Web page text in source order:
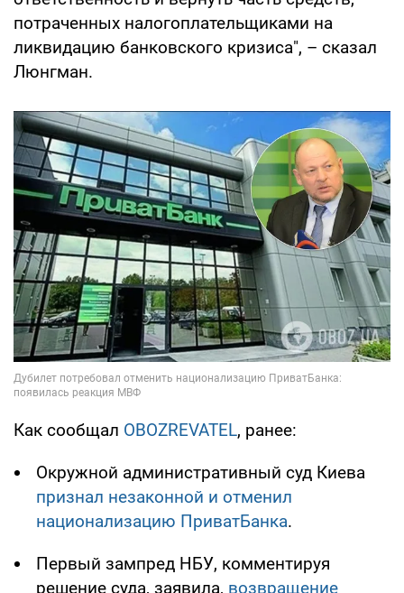
потраченных налогоплательщиками на
ликвидацию банковского кризиса", – сказал
Люнгман.
Как сообщал OBOZREVATEL, ранее:
Окружной административный суд Киева
признал незаконной и отменил
национализацию ПриватБанка.
Первый зампред НБУ, комментируя
решение суда, заявила, возвращение